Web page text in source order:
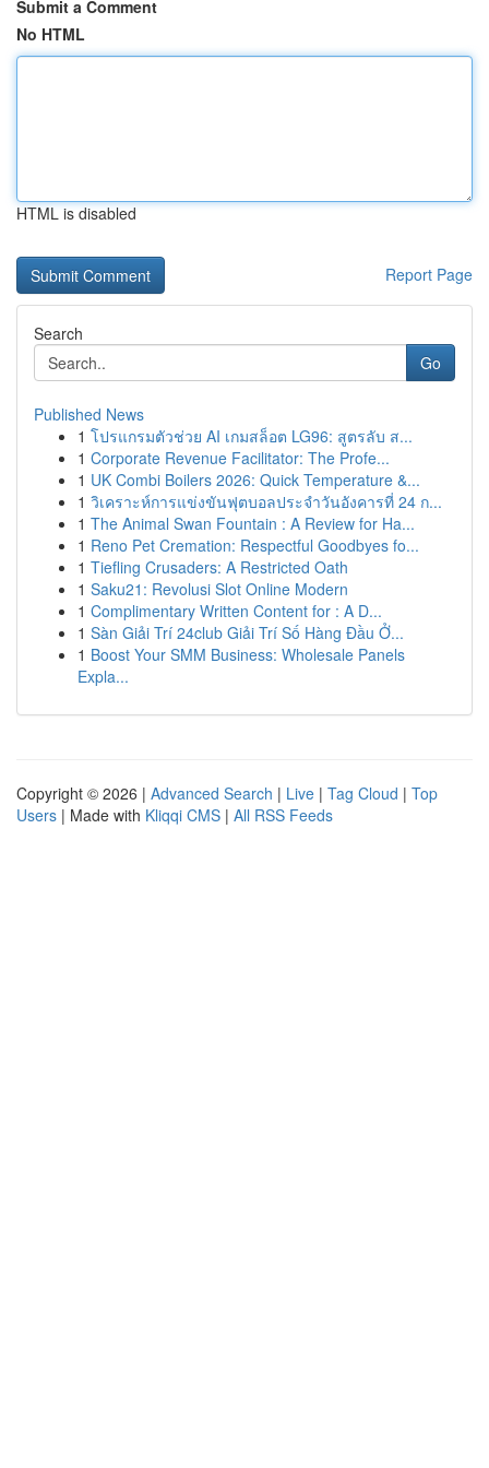
Submit a Comment
No HTML
HTML is disabled
Report Page
Search
Go
Published News
1 โปรแกรมตัวช่วย AI เกมสล็อต LG96: สูตรลับ ส...
1 Corporate Revenue Facilitator: The Profe...
1 UK Combi Boilers 2026: Quick Temperature &...
1 วิเคราะห์การแข่งขันฟุตบอลประจำวันอังคารที่ 24 ก...
1 The Animal Swan Fountain : A Review for Ha...
1 Reno Pet Cremation: Respectful Goodbyes fo...
1 Tiefling Crusaders: A Restricted Oath
1 Saku21: Revolusi Slot Online Modern
1 Complimentary Written Content for : A D...
1 Sàn Giải Trí 24club Giải Trí Số Hàng Đầu Ở...
1 Boost Your SMM Business: Wholesale Panels
Expla...
Copyright © 2026 | Advanced Search | Live | Tag Cloud | Top
Users | Made with Kliqqi CMS | All RSS Feeds